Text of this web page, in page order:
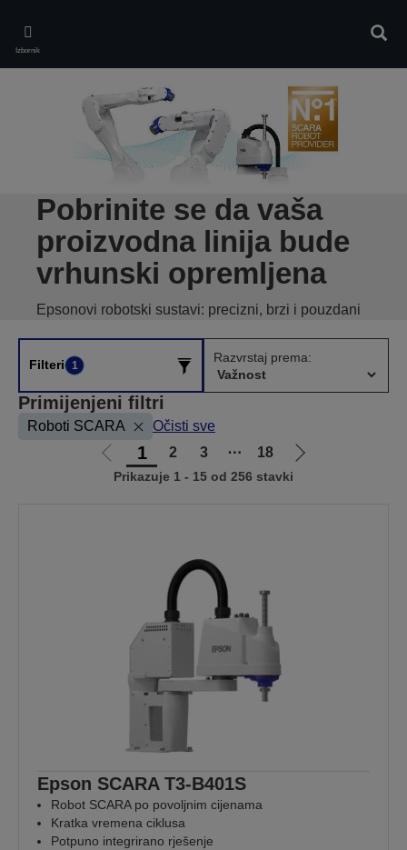
main
content
Izbornik
Pobrinite se da vaša
proizvodna linija bude
vrhunski opremljena
Epsonovi robotski sustavi: precizni, brzi i pouzdani
Filteri 1
Razvrstaj prema:
Primijenjeni filtri
Roboti SCARA Očisti sve
Idi
na
1 2 3 ⋯ 18
Idi
Prikazuje 1 - 15 od 256 stavki
Epson SCARA T3-B401S
Robot SCARA po povoljnim cijenama
Kratka vremena ciklusa
Potpuno integrirano rješenje